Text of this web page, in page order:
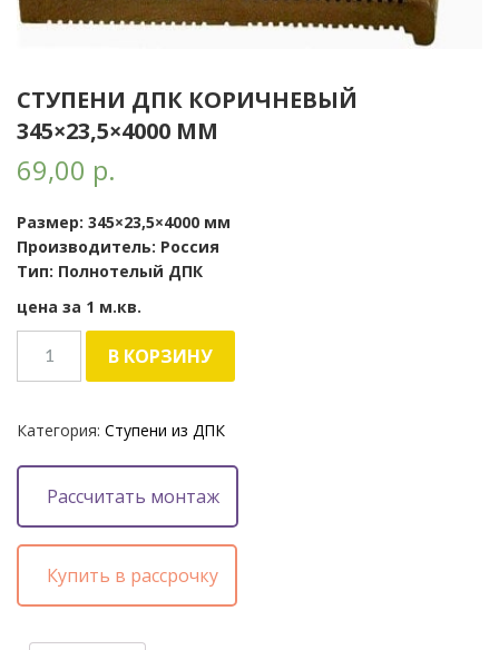
СТУПЕНИ ДПК КОРИЧНЕВЫЙ
345×23,5×4000 ММ
69,00 р.
Размер: 345×23,5×4000 мм
Производитель: Россия
Тип: Полнотелый ДПК
цена за 1 м.кв.
Ступени
345x23,5x4000
мм
В КОРЗИНУ
Категория: Ступени из ДПК
Рассчитать монтаж
Купить в рассрочку